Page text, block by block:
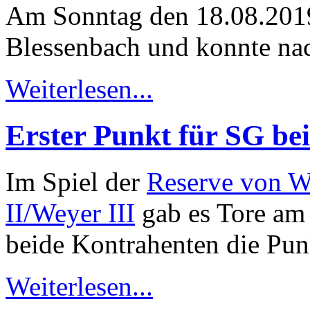
Am Sonntag den
Blessenbach und konnte
Weiterlesen...
Erster Punkt für SG
Im Spiel der Reserve von
II/Weyer III gab es Tore
beide Kontrahenten die
Weiterlesen...